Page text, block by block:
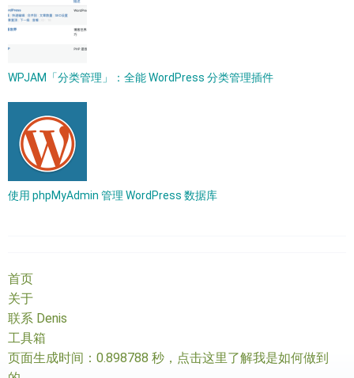
WPJAM「分类管理」：全能 WordPress 分类管理插件
使用 phpMyAdmin 管理 WordPress 数据库
首页
关于
联系 Denis
工具箱
页面生成时间：0.898788 秒， 点击这里了解我是如何做到